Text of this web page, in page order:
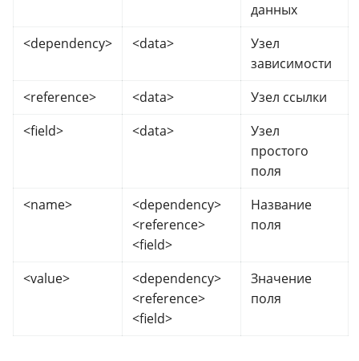
данных
<dependency>
<data>
Узел
зависимости
<reference>
<data>
Узел ссылки
<field>
<data>
Узел
простого
поля
<name>
<dependency>
<reference>
<field>
Название
поля
<value>
<dependency>
<reference>
<field>
Значение
поля